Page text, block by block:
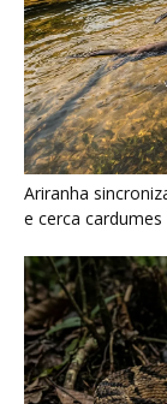
Surucucu
emboscada no
Últimas noticias